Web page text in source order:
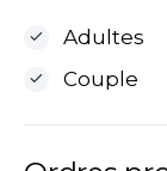
Adultes
Couple